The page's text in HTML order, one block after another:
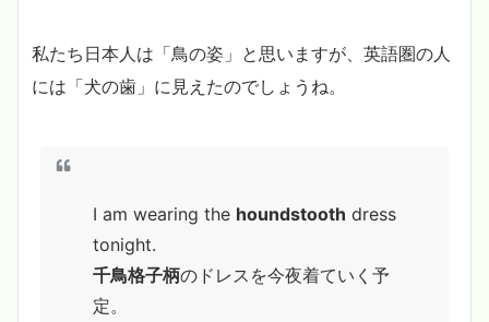
私たち日本人は「鳥の姿」と思いますが、英語圏の人
には「犬の歯」に見えたのでしょうね。
I am wearing the houndstooth dress
tonight.
千鳥格子柄のドレスを今夜着ていく予
定。